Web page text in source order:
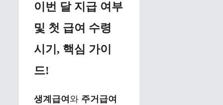
이번 달 지급 여부
및 첫 급여 수령
시기, 핵심 가이
드!
생계급여 와 주거급여